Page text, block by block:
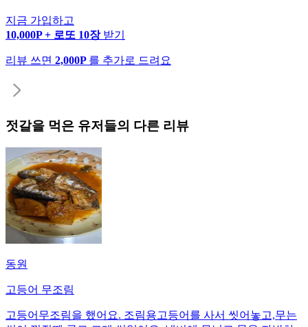
지금 가입하고
10,000P + 로또 10장 받기
리뷰 쓰면 2,000P 를 추가로 드려요
젓갈을 먹은 유저들의 다른 리뷰
동원
고등어 무조림
고등어무조림을 했어요. 조림용고등어를 사서 씻어놓고,무는